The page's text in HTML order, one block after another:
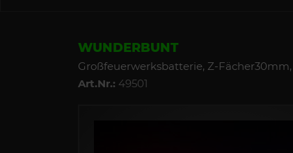
WUNDERBUNT
Großfeuerwerksbatterie, Z-Fächer30mm,
Art.Nr.: 49501